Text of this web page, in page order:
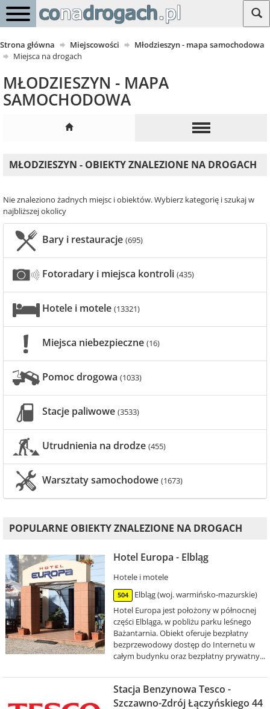
Strona główna Miejscowości
Młodzieszyn - mapa samochodowa
Miejsca na drogach
MŁODZIESZYN - MAPA
SAMOCHODOWA
MŁODZIESZYN - OBIEKTY ZNALEZIONE NA DROGACH
Nie znaleziono żadnych miejsc i obiektów. Wybierz kategorię i szukaj w
najbliższej okolicy
Bary i restauracje (695)
Fotoradary i miejsca kontroli (435)
Hotele i motele (13321)
Miejsca niebezpieczne (16)
Pomoc drogowa (1033)
Stacje paliwowe (3533)
Utrudnienia na drodze (455)
Warsztaty samochodowe (1673)
POPULARNE OBIEKTY ZNALEZIONE NA DROGACH
Hotel Europa - Elbląg
Hotele i motele
504
Elbląg (woj. warmińsko-mazurskie)
Hotel Europa jest położony w północnej
części Elbląga, w pobliżu parku leśnego
Bażantarnia. Obiekt oferuje bezpłatny
bezprzewodowy dostęp do Internetu w
całym budynku oraz bezpłatny prywatny...
Stacja Benzynowa Tesco -
Szczawno-Zdrój Łączyńskiego 44